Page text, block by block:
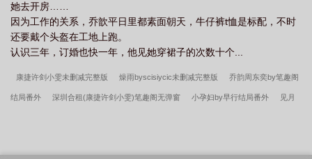
她去开房……
因为工作的关系，乔歆平日里都素面朝天，牛仔裤t恤是标配，不时
还要戴个头盔在工地上跑。
认识三年，订婚也快一年，他见她穿裙子的次数十个...
康捷许剑小雯未删减完整版 燥雨byscisiycic未删减完整版 乔韵周东奕by笔趣阁
结局番外 深圳合租(康捷许剑小雯)笔趣阁无弹窗 小孕妇by早行结局番外 见月